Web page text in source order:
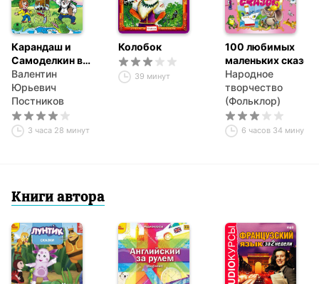
Карандаш и
Самоделкин в
стране
шоколадных
деревьев
Валентин
Юрьевич
Постников
3 часа 28 минут
Колобок
39 минут
100 любимых
маленьких сказок
Народное
творчество
(Фольклор)
6 часов 34 минуты
Книги автора